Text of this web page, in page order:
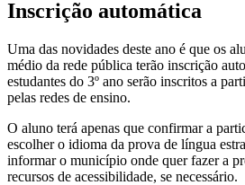
Inscrição automática
Uma das novidades deste ano é que os
médio da rede pública terão inscrição
estudantes do 3º ano serão inscritos a
pelas redes de ensino.
O aluno terá apenas que confirmar a
escolher o idioma da prova de língua
informar o município onde quer fazer a
recursos de acessibilidade, se necessário.